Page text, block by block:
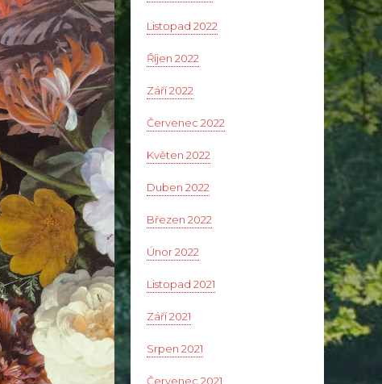
Listopad 2022
Říjen 2022
Září 2022
Červenec 2022
Květen 2022
Duben 2022
Březen 2022
Únor 2022
Listopad 2021
Září 2021
Srpen 2021
Červenec 2021